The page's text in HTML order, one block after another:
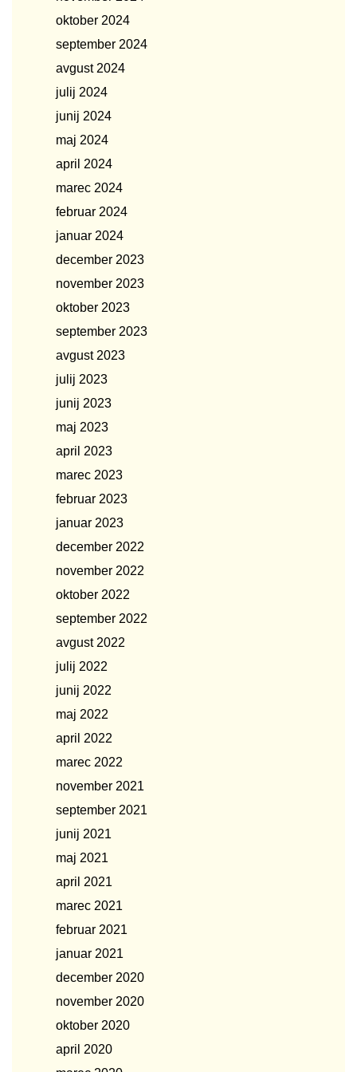
oktober 2024
september 2024
avgust 2024
julij 2024
junij 2024
maj 2024
april 2024
marec 2024
februar 2024
januar 2024
december 2023
november 2023
oktober 2023
september 2023
avgust 2023
julij 2023
junij 2023
maj 2023
april 2023
marec 2023
februar 2023
januar 2023
december 2022
november 2022
oktober 2022
september 2022
avgust 2022
julij 2022
junij 2022
maj 2022
april 2022
marec 2022
november 2021
september 2021
junij 2021
maj 2021
april 2021
marec 2021
februar 2021
januar 2021
december 2020
november 2020
oktober 2020
april 2020